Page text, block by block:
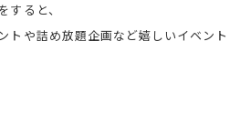
すると、
トや詰め放題企画など嬉しいイベント